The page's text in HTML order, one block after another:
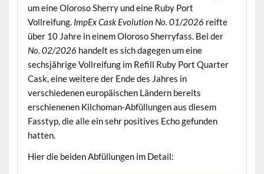
um eine Oloroso Sherry und eine Ruby Port
Vollreifung. ImpEx Cask Evolution No. 01/2026 reifte
über 10 Jahre in einem Oloroso Sherryfass. Bei der
No. 02/2026 handelt es sich dagegen um eine
sechsjährige Vollreifung im Refill Ruby Port Quarter
Cask, eine weitere der Ende des Jahres in
verschiedenen europäischen Ländern bereits
erschienenen Kilchoman-Abfüllungen aus diesem
Fasstyp, die alle ein sehr positives Echo gefunden
hatten.
Hier die beiden Abfüllungen im Detail: